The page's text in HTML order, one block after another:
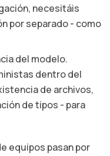
necesitáis
por separado - como
del modelo.
dentro del
de archivos,
de tipos - para
equipos pasan por